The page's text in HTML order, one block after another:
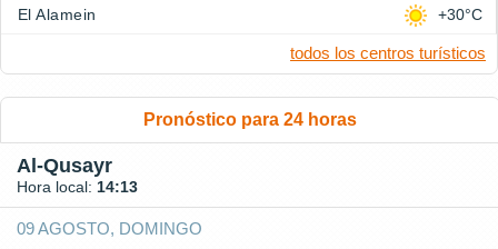
El Alamein +30°C
todos los centros turísticos
Pronóstico para 24 horas
Al-Qusayr
Hora local: 14:13
09 AGOSTO, DOMINGO